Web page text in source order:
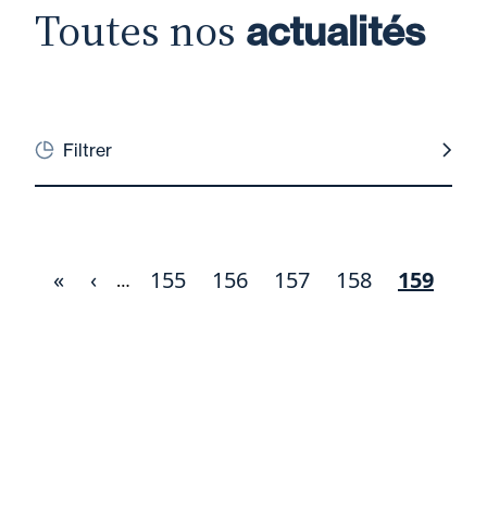
Toutes nos actualités
Filtrer
Pagination
Première
«
Page
‹ … Page
155 Page
156 Page
157 Page
158
Page
159